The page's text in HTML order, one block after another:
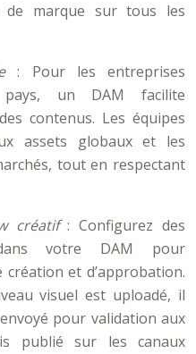
de marque sur tous les
: Pour les entreprises
un DAM facilite
contenus. Les équipes
assets globaux et les
tout en respectant
créatif: Configurez des
votre DAM pour
et d’approbation.
visuel est uploadé, il
pour validation aux
publié sur les canaux